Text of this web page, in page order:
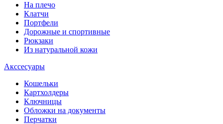
На плечо
Клатчи
Портфели
Дорожные и спортивные
Рюкзаки
Из натуральной кожи
Акссесуары
Кошельки
Картхолдеры
Ключницы
Обложки на документы
Перчатки